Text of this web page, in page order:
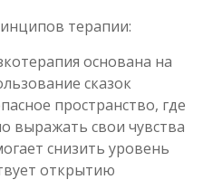
терапии:
основана на
сказок
пространство, где
выражать свои чувства
снизить уровень
открытию